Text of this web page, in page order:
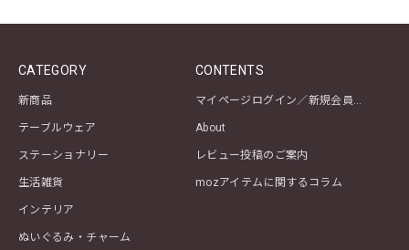
CATEGORY
新商品
テーブルウェア
ステーショナリー
生活雑貨
インテリア
ぬいぐるみ・チャーム
CONTENTS
About
レビュー投稿のご案内
mozアイテムに関するコラム